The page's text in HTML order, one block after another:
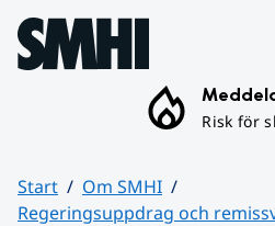
Hoppa till sidans innehåll
Risk för
Start
Om SMHI
Regeringsuppdrag och